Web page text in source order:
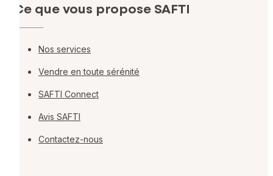
Ce que vous propose SAFTI
Nos services
Vendre en toute sérénité
SAFTI Connect
Avis SAFTI
Contactez-nous